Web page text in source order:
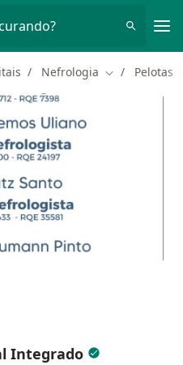
Nefrologia Mudar de
Pelotas
Integrado